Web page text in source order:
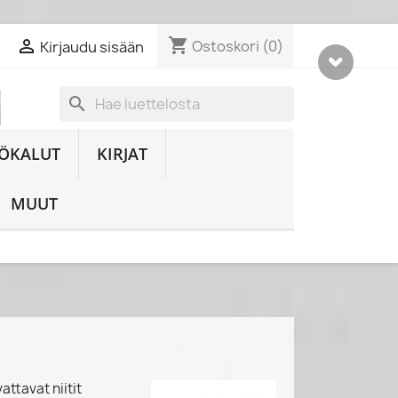
 Kirjaudu sisään shopping_cart Ostoskori (0)
search
KIRJAT
MUUT
niitit